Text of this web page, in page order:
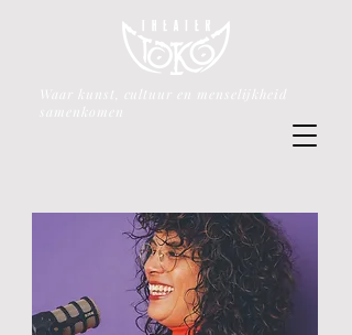
Waar kunst, cultuur en menselijkheid
samenkomen